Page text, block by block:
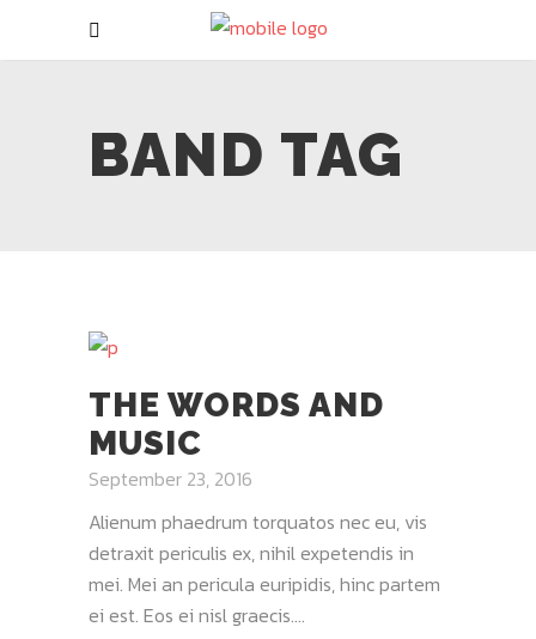
BAND TAG
THE WORDS AND
MUSIC
September 23, 2016
Alienum phaedrum torquatos nec eu, vis
detraxit periculis ex, nihil expetendis in
mei. Mei an pericula euripidis, hinc partem
ei est. Eos ei nisl graecis....